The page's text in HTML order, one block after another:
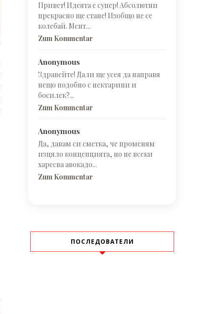
Привет! Идеята е супер! Абсолютни
прекрасно ще стане! Изобщо не се
колебай. Мент...
Zum Kommentar
Anonymous
Здравейте! Дали ще усея да направя
нещо подобно с нектарини и
босилек?...
Zum Kommentar
Anonymous
Да, давам си сметка, че променям
изцяло концепцията, но не всеки
харесва авокадо...
Zum Kommentar
ПОСЛЕДОВАТЕЛИ